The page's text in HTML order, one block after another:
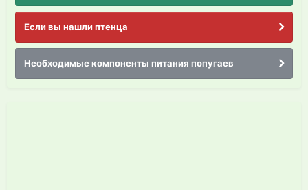
Если вы нашли птенца
Необходимые компоненты питания попугаев